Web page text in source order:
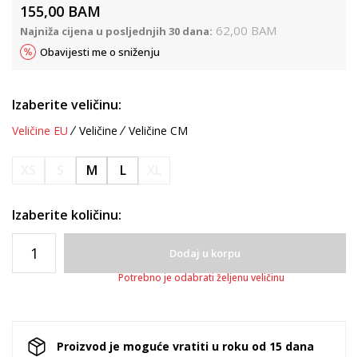
155,00 BAM
Najniža cijena u posljednjih 30 dana: 62,00 BAM
Obavijesti me o sniženju
Izaberite veličinu:
Veličine EU Veličine Veličine CM
M L
Izaberite količinu:
Dodaj u korpu
Potrebno je odabrati željenu veličinu
Proizvod je moguće vratiti u roku od 15 dana